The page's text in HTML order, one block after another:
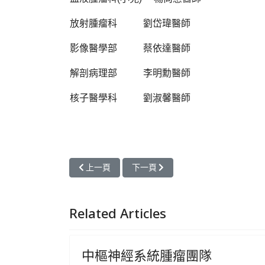
放射腫瘤科 劉岱瑋醫師
影像醫學部 蔡依達醫師
解剖病理部 李明勳醫師
核子醫學科 劉淑馨醫師
上一篇文章: 食道癌團隊
上一頁 下一篇文章: 中樞神經系統腫瘤團隊
下一頁
Related Articles
中樞神經系統腫瘤團隊